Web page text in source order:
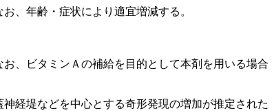
、ビタミンＡの補給を目的として本剤を用いる場合
経堤などを中心とする奇形発現の増加が推定された
、年齢・症状により適宜増減する。